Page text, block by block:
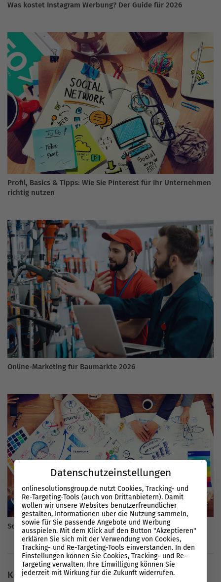
Was kostet Instagram Werbung? Der Guide für 2026
Profil, Basics & Tipps: Wie Sie Pinterest für Ihr Unternehmen
richtig nutzen
Online-Marketing für Baumärkte 2026
Social Media Marketing – in 5 Schritten zum Erfolg
Keine Kommentare vorhanden
Datenschutzeinstellungen
onlinesolutionsgroup.de nutzt Cookies, Tracking- und
Re-Targeting-Tools (auch von Drittanbietern). Damit
wollen wir unsere Websites benutzerfreundlicher
gestalten, Informationen über die Nutzung sammeln,
sowie für Sie passende Angebote und Werbung
ausspielen. Mit dem Klick auf den Button "Akzeptieren"
erklären Sie sich mit der Verwendung von Cookies,
Tracking- und Re-Targeting-Tools einverstanden. In den
Einstellungen können Sie Cookies, Tracking- und Re-
Targeting verwalten. Ihre Einwilligung können Sie
jederzeit mit Wirkung für die Zukunft widerrufen.